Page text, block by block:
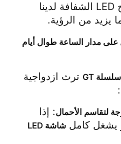
مدار الساعة طوال أيام
لتقاسم الأحمال
يشغل كامل